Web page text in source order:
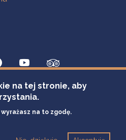
na tej stronie, aby
wyrażasz na to zgodę.